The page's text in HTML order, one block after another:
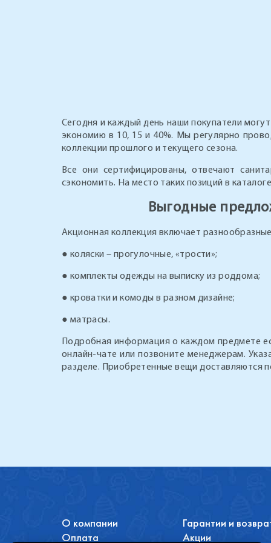
Сегодня и каждый день наши покупатели
экономию в 10, 15 и 40%. Мы регулярно
коллекции прошлого и текущего сезона.
Все они сертифицированы, отвечают
сэкономить. На место таких позиций в
Выгодные
Акционная коллекция включает
● коляски – прогулочные, «трости»;
● комплекты одежды на выписку из роддома;
● кроватки и комоды в разном дизайне;
● матрасы.
Подробная информация о каждом предмете
онлайн-чате или позвоните менеджерам.
разделе. Приобретенные вещи доставляются
О компании
Оплата
Гарантии и
Акции